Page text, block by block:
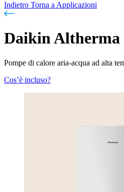
Indietro Torna a Applicazioni
Daikin Altherma
Pompe di calore aria-acqua ad alta
Cos’è incluso?